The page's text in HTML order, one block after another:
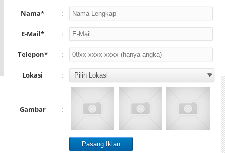
Nama* :
E-Mail* :
Telepon* :
Lokasi :
Gambar :